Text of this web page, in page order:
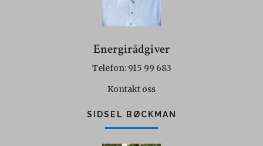
Energirådgiver
Telefon: 915 99 683
Kontakt oss
SIDSEL BØCKMAN